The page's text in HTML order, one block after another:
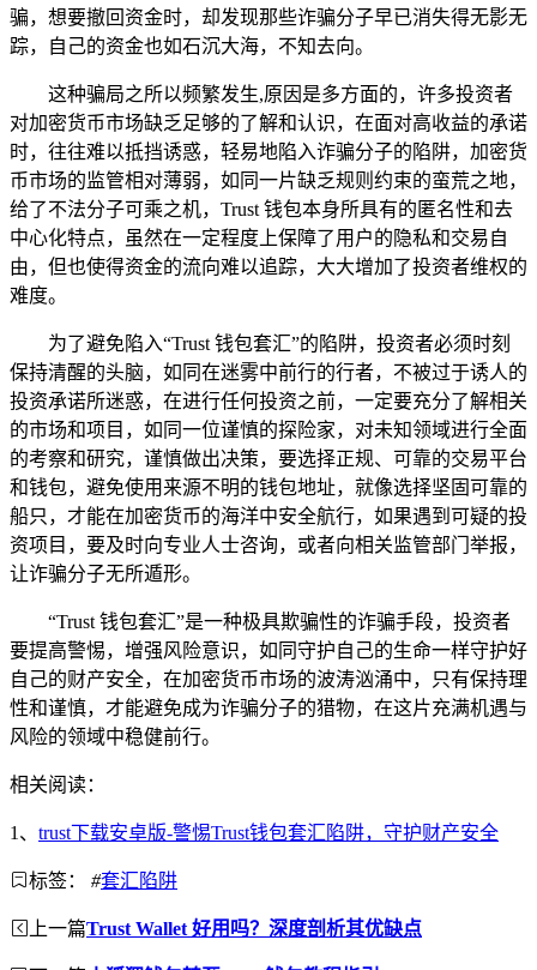
骗，想要撤回资金时，却发现那些诈骗分子早已消失得无影无
踪，自己的资金也如石沉大海，不知去向。
这种骗局之所以频繁发生,原因是多方面的，许多投资者
对加密货币市场缺乏足够的了解和认识，在面对高收益的承诺
时，往往难以抵挡诱惑，轻易地陷入诈骗分子的陷阱，加密货
币市场的监管相对薄弱，如同一片缺乏规则约束的蛮荒之地，
给了不法分子可乘之机，Trust 钱包本身所具有的匿名性和去
中心化特点，虽然在一定程度上保障了用户的隐私和交易自
由，但也使得资金的流向难以追踪，大大增加了投资者维权的
难度。
为了避免陷入“Trust 钱包套汇”的陷阱，投资者必须时刻
保持清醒的头脑，如同在迷雾中前行的行者，不被过于诱人的
投资承诺所迷惑，在进行任何投资之前，一定要充分了解相关
的市场和项目，如同一位谨慎的探险家，对未知领域进行全面
的考察和研究，谨慎做出决策，要选择正规、可靠的交易平台
和钱包，避免使用来源不明的钱包地址，就像选择坚固可靠的
船只，才能在加密货币的海洋中安全航行，如果遇到可疑的投
资项目，要及时向专业人士咨询，或者向相关监管部门举报，
让诈骗分子无所遁形。
“Trust 钱包套汇”是一种极具欺骗性的诈骗手段，投资者
要提高警惕，增强风险意识，如同守护自己的生命一样守护好
自己的财产安全，在加密货币市场的波涛汹涌中，只有保持理
性和谨慎，才能避免成为诈骗分子的猎物，在这片充满机遇与
风险的领域中稳健前行。
相关阅读：
1、 trust下载安卓版-警惕Trust钱包套汇陷阱，守护财产安全
标签： #套汇陷阱
上一篇Trust Wallet 好用吗？深度剖析其优缺点